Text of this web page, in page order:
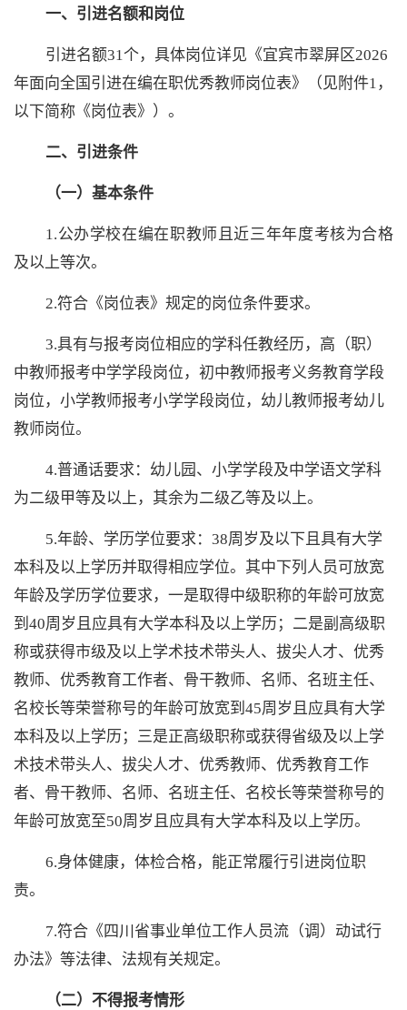
一、引进名额和岗位
引进名额31个，具体岗位详见《宜宾市翠屏区2026
年面向全国引进在编在职优秀教师岗位表》（ 见附件1，
以下简称《岗位表》）。
二、引进条件
（一）基本条件
1.公办学校在编在职教师且近三年年度考核为合格
及以上等次。
2.符合《岗位表》规定的岗位条件要求。
3.具有与报考岗位相应的学科任教经历，高（职）
中教师报考中学学段岗位，初中教师报考义务教育学段
岗位，小学教师报考小学学段岗位 ，幼儿教师报考幼儿
教师岗位。
4.普通话要求：幼儿园、小学学段及中学语文学科
为二级甲等及以上，其余为二级乙等及以上。
5.年龄、学历学位要求：38周岁及以下且具有大学
本科及以上学历并取得相应学位。其中下列人员可放宽
年龄及学历学位要求，一是取得中级职称的年龄可放宽
到40周岁且应具有大学本科及以上学历；二是副高级职
称或获得市级及以上学术技术带头人、拔尖人才、优秀
教师、优秀教育工作者、骨干教师、名师、名班主任、
名校长等荣誉称号的年龄可放宽到45周岁且应具有大学
本科及以上学历；三是正高级职称或获得省级及以上学
术技术带头人、拔尖人才、优秀教师、优秀教育工作
者、骨干教师、名师、名班主任、名校长等荣誉称号的
年龄可放宽至50周岁且应具有大学本科及以上学历。
6.身体健康，体检合格，能正常履行引进岗位职
责。
7.符合《四川省事业单位工作人员流（调）动试行
办法》等法律、法规有关规定。
（二）不得报考情形